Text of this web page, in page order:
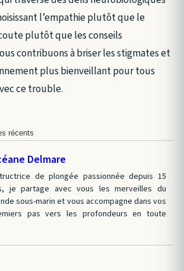
l’empathie plutôt que le
plutôt que les conseils
contribuons à briser les stigmates et
plus bienveillant pour tous
ce trouble.
récents
Delmare
de plongée passionnée depuis 15
je partage avec vous les merveilles du
sous-marin et vous accompagne dans vos
pas vers les profondeurs en toute